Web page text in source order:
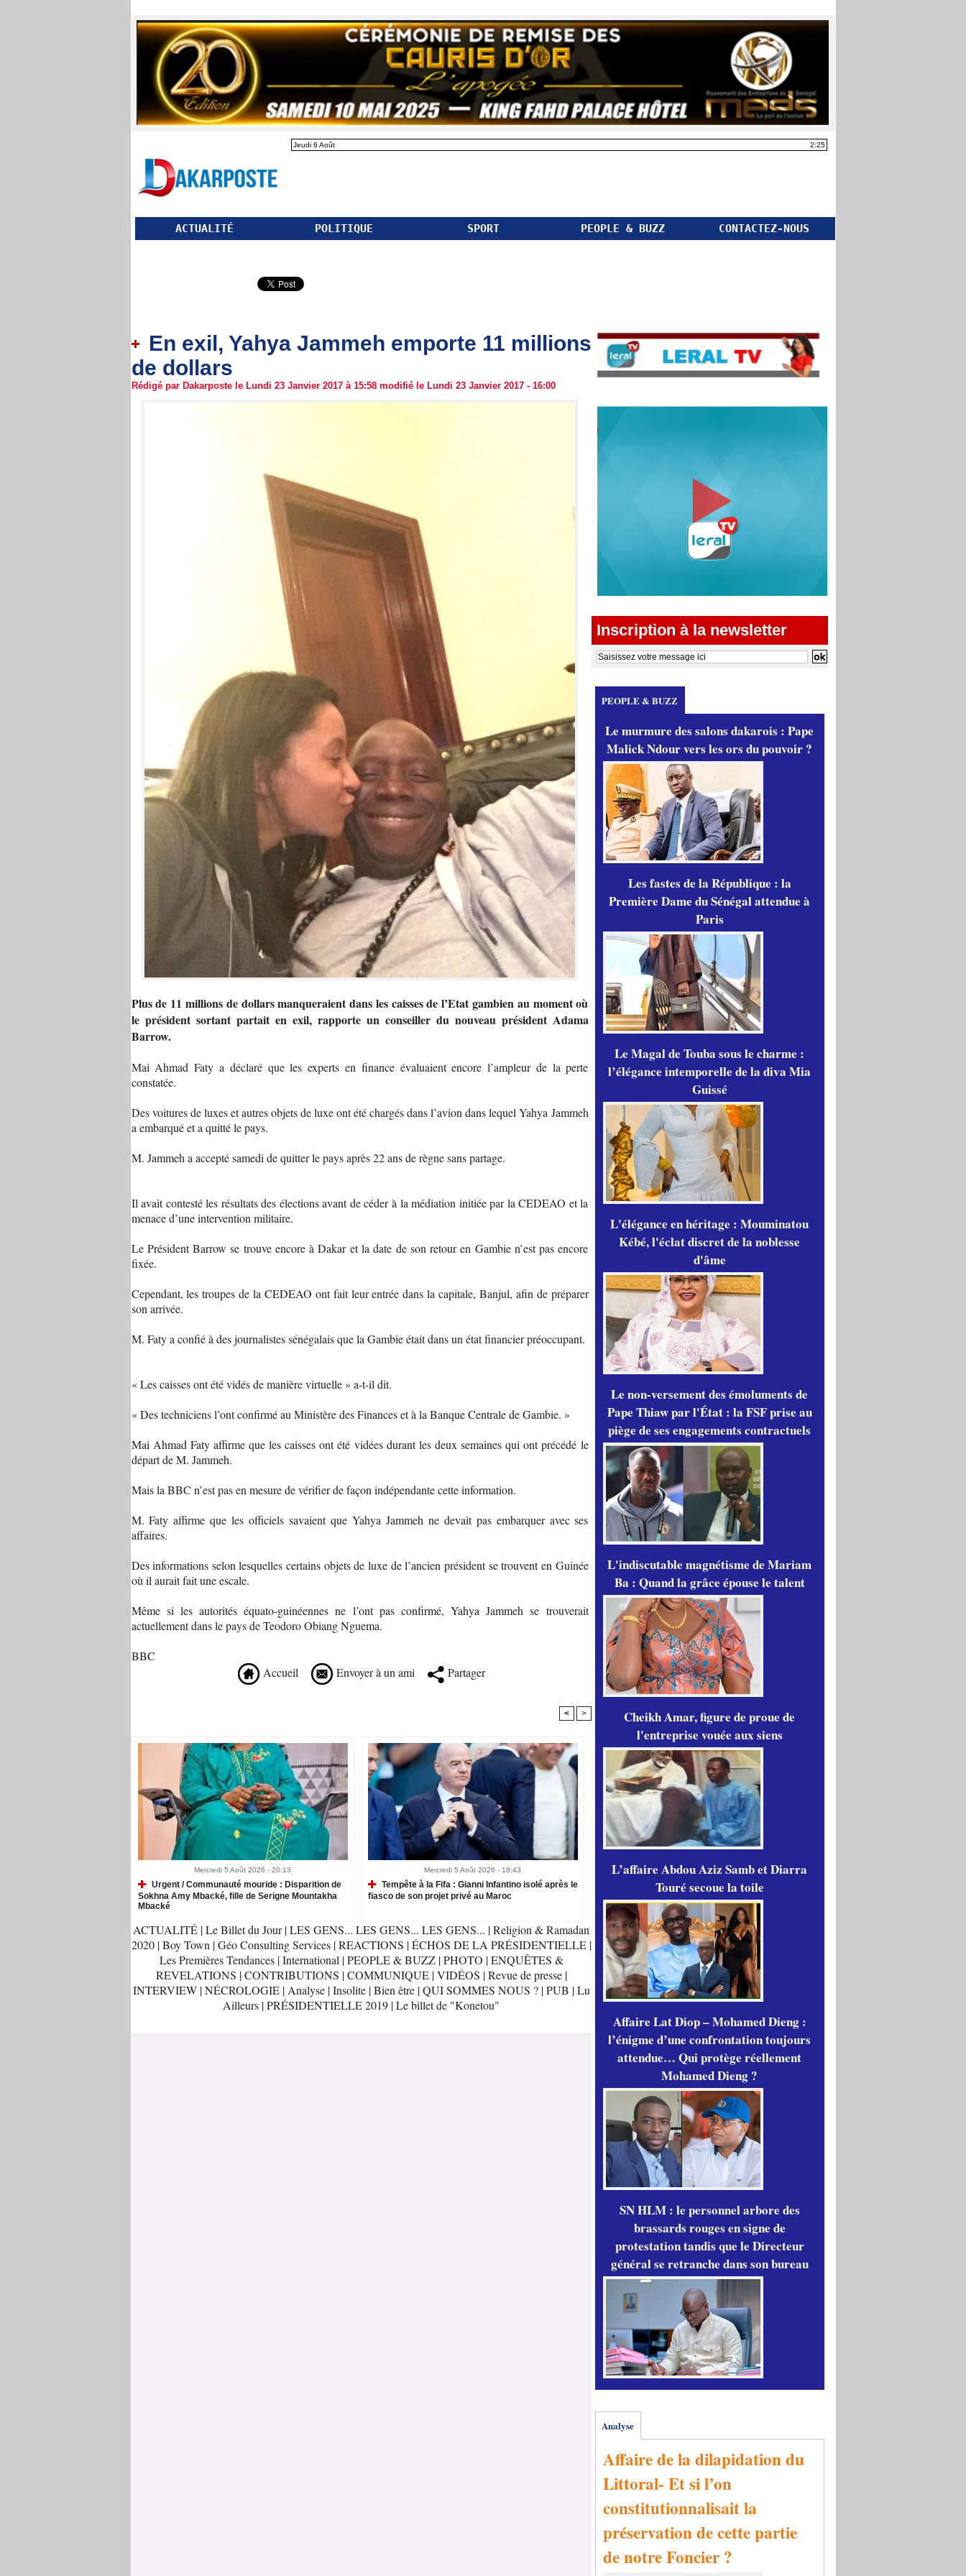
Jeudi 6 Août 2:25
ACTUALITÉ POLITIQUE SPORT PEOPLE & BUZZ CONTACTEZ-NOUS
En exil, Yahya Jammeh emporte 11 millions
de dollars
Rédigé par Dakarposte le Lundi 23 Janvier 2017 à 15:58 modifié le Lundi 23 Janvier 2017 - 16:00
Plus de 11 millions de dollars manqueraient dans les caisses de l’Etat gambien au moment où
le président sortant partait en exil, rapporte un conseiller du nouveau président Adama
Barrow.
Mai Ahmad Faty a déclaré que les experts en finance évaluaient encore l’ampleur de la perte
constatée.
Des voitures de luxes et autres objets de luxe ont été chargés dans l’avion dans lequel Yahya Jammeh
a embarqué et a quitté le pays.
M. Jammeh a accepté samedi de quitter le pays après 22 ans de règne sans partage.
Il avait contesté les résultats des élections avant de céder à la médiation initiée par la CEDEAO et la
menace d’une intervention militaire.
Le Président Barrow se trouve encore à Dakar et la date de son retour en Gambie n’est pas encore
fixée.
Cependant, les troupes de la CEDEAO ont fait leur entrée dans la capitale, Banjul, afin de préparer
son arrivée.
M. Faty a confié à des journalistes sénégalais que la Gambie était dans un état financier préoccupant.
« Les caisses ont été vidés de manière virtuelle » a-t-il dit.
« Des techniciens l’ont confirmé au Ministère des Finances et à la Banque Centrale de Gambie. »
Mai Ahmad Faty affirme que les caisses ont été vidées durant les deux semaines qui ont précédé le
départ de M. Jammeh.
Mais la BBC n’est pas en mesure de vérifier de façon indépendante cette information.
M. Faty affirme que les officiels savaient que Yahya Jammeh ne devait pas embarquer avec ses
affaires.
Des informations selon lesquelles certains objets de luxe de l’ancien président se trouvent en Guinée
où il aurait fait une escale.
Même si les autorités équato-guinéennes ne l’ont pas confirmé, Yahya Jammeh se trouverait
actuellement dans le pays de Teodoro Obiang Nguema.
BBC
Accueil
Envoyer à un ami Partager
< >
Mercredi 5 Août 2026 - 20:13
Urgent / Communauté mouride : Disparition de
Sokhna Amy Mbacké, fille de Serigne Mountakha
Mbacké
Mercredi 5 Août 2026 - 18:43
Tempête à la Fifa : Gianni Infantino isolé après le
fiasco de son projet privé au Maroc
ACTUALITÉ |Le Billet du Jour |LES GENS... LES GENS... LES GENS... |Religion & Ramadan
2020 |Boy Town |Géo Consulting Services |REACTIONS |ÉCHOS DE LA PRÉSIDENTIELLE |
Les Premières Tendances |International |PEOPLE & BUZZ |PHOTO |ENQUÊTES &
REVELATIONS |CONTRIBUTIONS |COMMUNIQUE |VIDÉOS |Revue de presse |
INTERVIEW |NÉCROLOGIE |Analyse |Insolite |Bien être |QUI SOMMES NOUS ? |PUB |Lu
Ailleurs |PRÉSIDENTIELLE 2019 |Le billet de "Konetou"
Inscription à la newsletter
PEOPLE & BUZZ
Le murmure des salons dakarois : Pape
Malick Ndour vers les ors du pouvoir ?
Les fastes de la République : la
Première Dame du Sénégal attendue à
Paris
Le Magal de Touba sous le charme :
l’élégance intemporelle de la diva Mia
Guissé
L'élégance en héritage : Mouminatou
Kébé, l'éclat discret de la noblesse
d'âme
Le non-versement des émoluments de
Pape Thiaw par l'État : la FSF prise au
piège de ses engagements contractuels
L'indiscutable magnétisme de Mariam
Ba : Quand la grâce épouse le talent
Cheikh Amar, figure de proue de
l'entreprise vouée aux siens
L’affaire Abdou Aziz Samb et Diarra
Touré secoue la toile
Affaire Lat Diop – Mohamed Dieng :
l’énigme d’une confrontation toujours
attendue… Qui protège réellement
Mohamed Dieng ?
SN HLM : le personnel arbore des
brassards rouges en signe de
protestation tandis que le Directeur
général se retranche dans son bureau
Analyse
Affaire de la dilapidation du
Littoral- Et si l’on
constitutionnalisait la
préservation de cette partie
de notre Foncier ?